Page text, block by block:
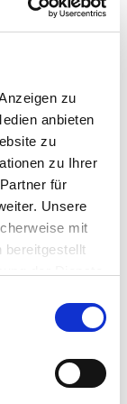
zu
anbieten
zu
zu Ihrer
für
Unsere
mit
bereitgestellt